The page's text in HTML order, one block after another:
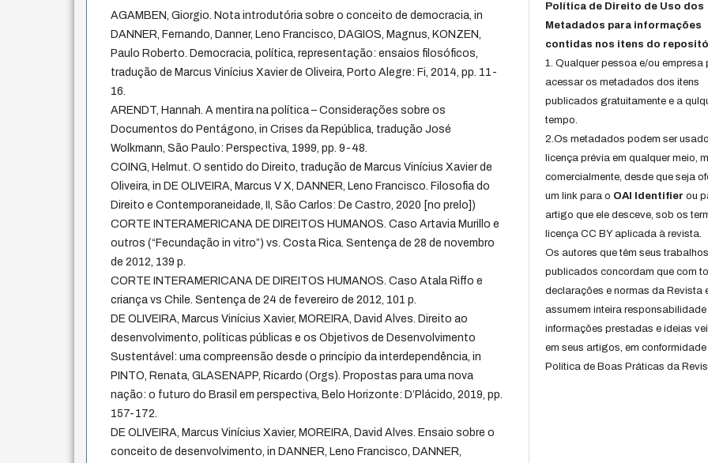
AGAMBEN, Giorgio. Nota introdutória sobre o conceito de democracia, in
DANNER, Fernando, Danner, Leno Francisco, DAGIOS, Magnus, KONZEN,
Paulo Roberto. Democracia, política, representação: ensaios filosóficos,
tradução de Marcus Vinícius Xavier de Oliveira, Porto Alegre: Fi, 2014, pp. 11-
16.
ARENDT, Hannah. A mentira na política – Considerações sobre os
Documentos do Pentágono, in Crises da República, tradução José
Wolkmann, São Paulo: Perspectiva, 1999, pp. 9-48.
COING, Helmut. O sentido do Direito, tradução de Marcus Vinícius Xavier de
Oliveira, in DE OLIVEIRA, Marcus V X, DANNER, Leno Francisco. Filosofia do
Direito e Contemporaneidade, II, São Carlos: De Castro, 2020 [no prelo])
CORTE INTERAMERICANA DE DIREITOS HUMANOS. Caso Artavia Murillo e
outros (“Fecundação in vitro”) vs. Costa Rica. Sentença de 28 de novembro
de 2012, 139 p.
CORTE INTERAMERICANA DE DIREITOS HUMANOS. Caso Atala Riffo e
criança vs Chile. Sentença de 24 de fevereiro de 2012, 101 p.
DE OLIVEIRA, Marcus Vinícius Xavier, MOREIRA, David Alves. Direito ao
desenvolvimento, políticas públicas e os Objetivos de Desenvolvimento
Sustentável: uma compreensão desde o princípio da interdependência, in
PINTO, Renata, GLASENAPP, Ricardo (Orgs). Propostas para uma nova
nação: o futuro do Brasil em perspectiva, Belo Horizonte: D’Plácido, 2019, pp.
157-172.
DE OLIVEIRA, Marcus Vinícius Xavier, MOREIRA, David Alves. Ensaio sobre o
conceito de desenvolvimento, in DANNER, Leno Francisco, DANNER,
Política de Direito de Uso dos
Metadados para informações
contidas nos itens do
1. Qualquer pessoa e/ou empresa
acessar os metadados dos itens
publicados gratuitamente e a
tempo.
2.Os metadados podem ser
licença prévia em qualquer meio,
comercialmente, desde que seja
um link para o OAI Identifier ou
artigo que ele desceve, sob os
licença CC BY aplicada à revista.
Os autores que têm seus trabalhos
publicados concordam que com
declarações e normas da Revista
assumem inteira responsabilidade
informações prestadas e ideias
em seus artigos, em
Política de Boas Práticas da